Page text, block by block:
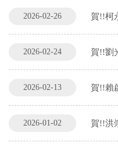
2026-02-26 賀!!柯
2026-02-24 賀!!劉
2026-02-13 賀!!賴
2026-01-02 賀!!洪